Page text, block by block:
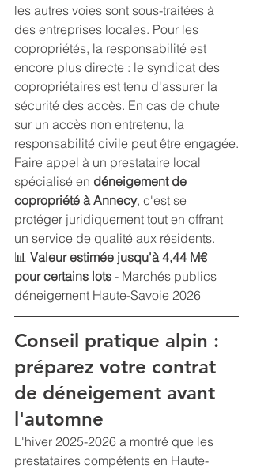
les autres voies sont sous-traitées à
des entreprises locales. Pour les
copropriétés, la responsabilité est
encore plus directe : le syndicat des
copropriétaires est tenu d'assurer la
sécurité des accès. En cas de chute
sur un accès non entretenu, la
responsabilité civile peut être engagée.
Faire appel à un prestataire local
spécialisé en déneigement de
copropriété à Annecy, c'est se
protéger juridiquement tout en offrant
un service de qualité aux résidents.
📊 Valeur estimée jusqu'à 4,44 M€
pour certains lots - Marchés publics
déneigement Haute-Savoie 2026
Conseil pratique alpin :
préparez votre contrat
de déneigement avant
l'automne
L'hiver 2025-2026 a montré que les
prestataires compétents en Haute-